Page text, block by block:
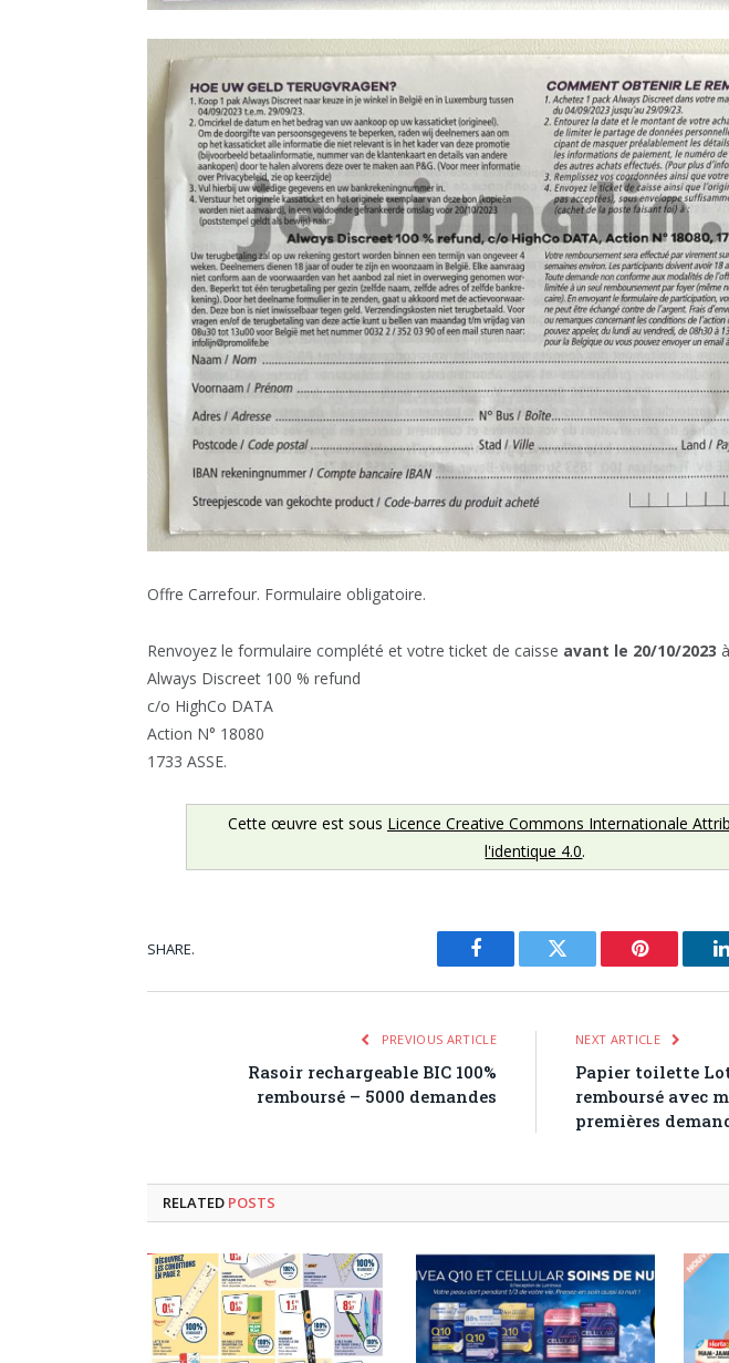
Offre Carrefour. Formulaire obligatoire.
Renvoyez le formulaire complété et votre ticket de caisse avant le 20/10/2023
Always Discreet 100 % refund
c/o HighCo DATA
Action N° 18080
1733 ASSE.
Cette œuvre est sous Licence Creative Commons Internationale
l'identique 4.0.
SHARE.
Facebook Twitter Pinterest
PREVIOUS ARTICLE
Rasoir rechargeable BIC 100%
remboursé – 5000 demandes
NEXT ARTICLE
Papier toilette
remboursé avec
premières
RELATED POSTS